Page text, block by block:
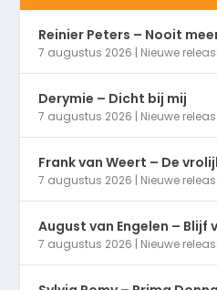
Reinier Peters – Nooit
7 augustus 2026 | Nieuwe
Derymie – Dicht bij mij
7 augustus 2026 | Nieuwe
Frank van Weert – De
7 augustus 2026 | Nieuwe
August van Engelen – Blijf
7 augustus 2026 | Nieuwe